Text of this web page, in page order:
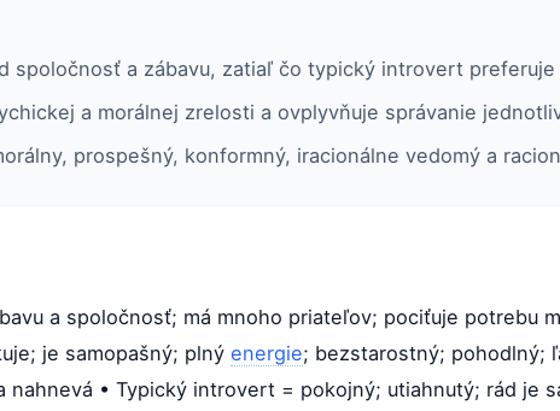
spoločnosť a zábavu, zatiaľ čo typický introvert preferuje
a morálnej zrelosti a ovplyvňuje správanie
prospešný, konformný, iracionálne vedomý a
a spoločnosť; má mnoho priateľov; pociťuje potrebu
je samopašný; plný energie; bezstarostný; pohodlný;
• Typický introvert = pokojný; utiahnutý; rád je